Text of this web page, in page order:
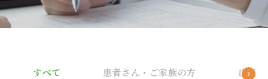
すべて 患者さん・ご家族の方 広報誌